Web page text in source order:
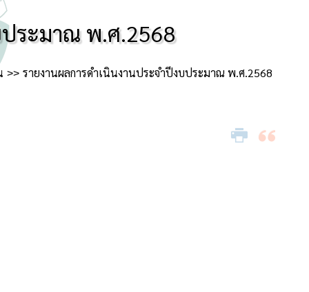
ประมาณ พ.ศ.2568
รายงานผลการดำเนินงานประจำปีงบประมาณ พ.ศ.2568